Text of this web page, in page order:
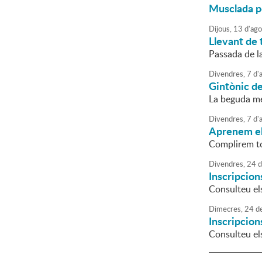
Musclada
Dijous, 13 d'
Llevant de
Passada de
Divendres,7 d'
Gintònic
La beguda
Divendres,7 d'
Aprenem
Complirem
Divendres,24
Consulteu
Dimecres,24
Consulteu